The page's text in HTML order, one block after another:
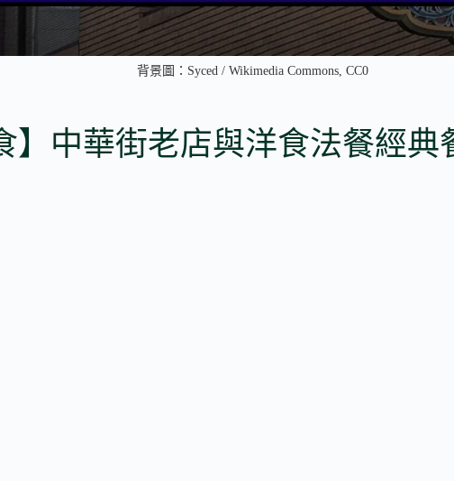
背景圖：Syced / Wikimedia Commons, CC0
】中華街老店與洋食法餐經典